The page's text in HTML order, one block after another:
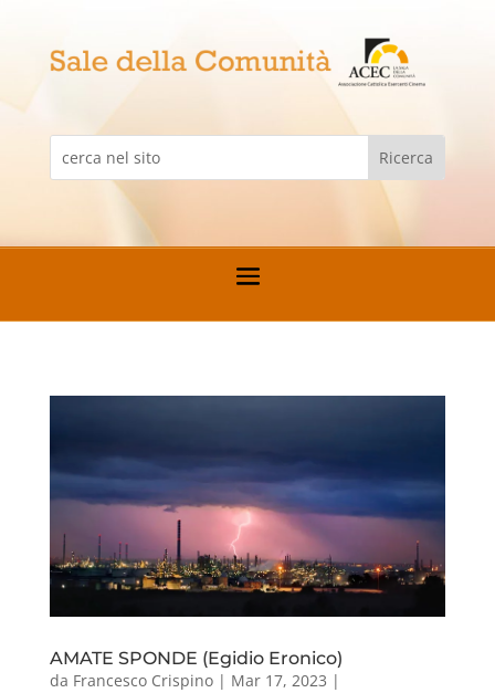
AMATE SPONDE (Egidio Eronico)
da Francesco Crispino| Mar 17, 2023 |